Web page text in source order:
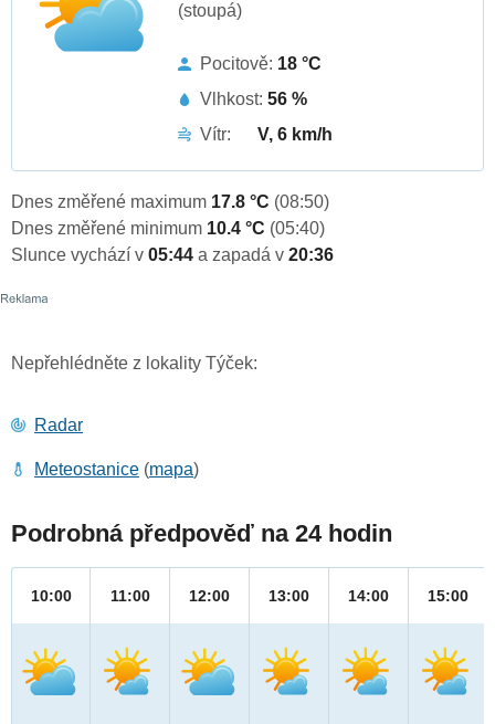
(stoupá)
Pocitově: 18 °C
Vlhkost: 56 %
Vítr:
V, 6 km/h
Dnes změřené maximum 17.8 °C (08:50)
Dnes změřené minimum 10.4 °C (05:40)
Slunce vychází v 05:44 a zapadá v 20:36
Nepřehlédněte z lokality Týček:
Radar
Meteostanice (mapa)
Podrobná předpověď na 24 hodin
10:00 11:00 12:00 13:00 14:00 15:00